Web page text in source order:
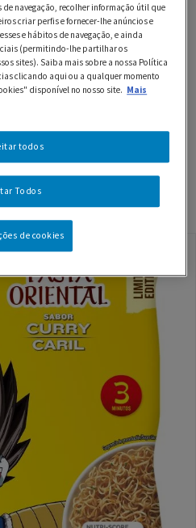
navegação, recolher informação útil que
criar perfis e fornecer-lhe anúncios e
e hábitos de navegação, e ainda
(permitindo-lhe partilhar os
sites). Saiba mais sobre a nossa Política
clicando aqui ou a qualquer momento
disponível no nosso site. Mais
Todos
todos
de cookies